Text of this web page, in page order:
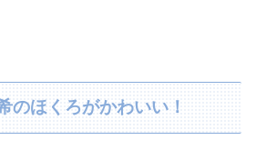
のほくろがかわいい！